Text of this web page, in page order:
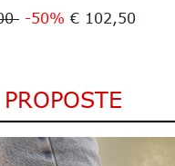
-50% € 102,50